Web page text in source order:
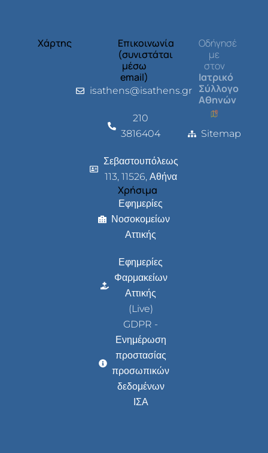
Χάρτης
Επικοινωνία
(συνιστάται
μέσω
email)
isathens@isathens.gr
210
3816404
Σεβαστουπόλεως
113, 11526, Αθήνα
Χρήσιμα
Εφημερίες
Νοσοκομείων
Αττικής
Εφημερίες
Φαρμακείων
Αττικής
(Live)
GDPR -
Ενημέρωση
προστασίας
προσωπικών
δεδομένων
ΙΣΑ
Οδήγησέ
με
στον
Ιατρικό
Σύλλογο
Αθηνών
Sitemap